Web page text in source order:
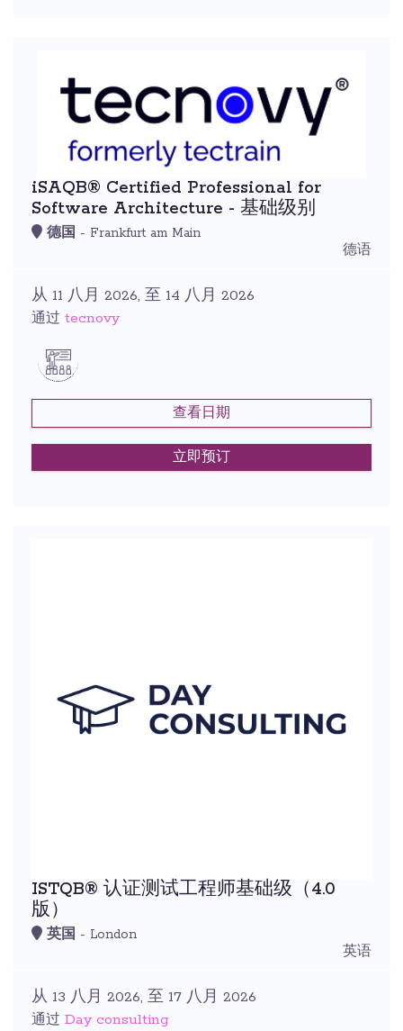
iSAQB® Certified Professional for
Software Architecture - 基础级别
德国 - Frankfurt am Main
德语
从 11 八月 2026, 至 14 八月 2026
通过 tecnovy
查看日期
立即预订
ISTQB® 认证测试工程师基础级（4.0
版）
英国 - London
英语
从 13 八月 2026, 至 17 八月 2026
通过 Day consulting